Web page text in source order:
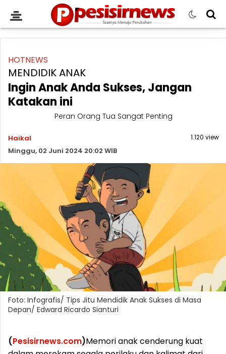
HOTNEWS
MENDIDIK ANAK
Ingin Anak Anda Sukses, Jangan
Katakan ini
Peran Orang Tua Sangat Penting
Haikal
Minggu, 02 Juni 2024 20:02 WIB
1.120 view
Foto: Infografis/ Tips Jitu Mendidik Anak Sukses di Masa
Depan/ Edward Ricardo Sianturi
(Pesisirnews.com)Memori anak cenderung kuat